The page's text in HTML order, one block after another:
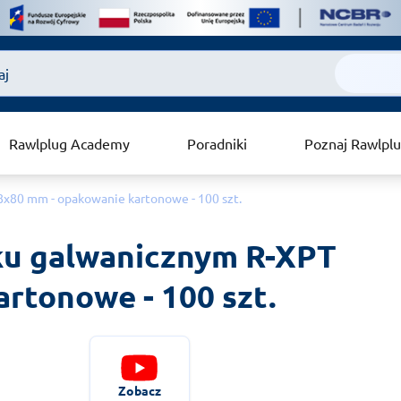
Rawlplug Academy Poradniki Poznaj
mm - opakowanie kartonowe - 100 szt.
galwanicznym R-XPT
- 100 szt.
Zobacz